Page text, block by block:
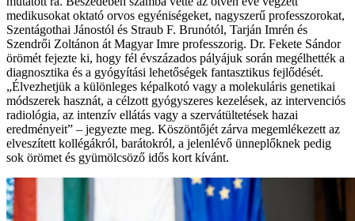
medikusokat oktató orvos egyéniségeket, nagyszerű professzorokat,
Szentágothai Jánostól és Straub F. Brunótól, Tarján Imrén és
Szendrői Zoltánon át Magyar Imre professzorig. Dr. Fekete Sándor
örömét fejezte ki, hogy fél évszázados pályájuk során megélhették a
diagnosztika és a gyógyítási lehetőségek fantasztikus fejlődését.
„Élvezhetjük a különleges képalkotó vagy a molekuláris genetikai
módszerek hasznát, a célzott gyógyszeres kezelések, az intervenciós
radiológia, az intenzív ellátás vagy a szervátültetések hazai
eredményeit” – jegyezte meg. Köszöntőjét zárva megemlékezett az
elveszített kollégákról, barátokról, a jelenlévő ünneplőknek pedig
sok örömet és gyümölcsöző idős kort kívánt.